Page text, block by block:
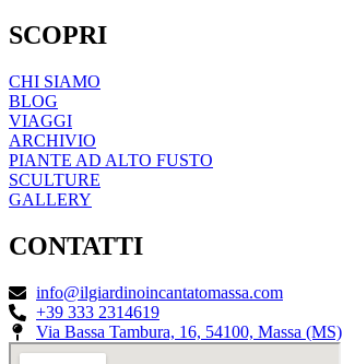
SCOPRI
CHI SIAMO
BLOG
VIAGGI
ARCHIVIO
PIANTE AD ALTO FUSTO
SCULTURE
GALLERY
CONTATTI
info@ilgiardinoincantatomassa.com
+39 333 2314619
Via Bassa Tambura, 16, 54100, Massa (MS)